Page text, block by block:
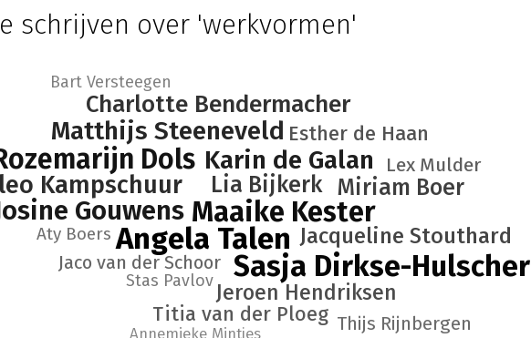
schrijven over 'werkvormen'
Angela Talen
Sasja Dirkse-Hulscher
Maaike Kester
Dols
Gouwens
Karin de Galan
Matthijs Steeneveld
Kampschuur
Charlotte Bendermacher
Lia Bijkerk Miriam Boer
Jacqueline Stouthard
Jeroen Hendriksen
Esther de Haan
Titia van der Ploeg
Lex Mulder
Jaco van der Schoor
Thijs Rijnbergen
Aty Boers
Stas Pavlov
Bart Versteegen
Annemieke Mintjes